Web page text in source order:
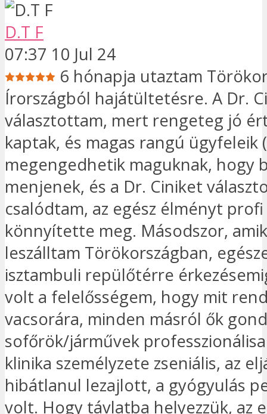
D.T F
07:37 10 Jul 24
6 hónapja utaztam
Írországból hajátültetésre. A Dr.
választottam, mert rengeteg jó
kaptak, és magas rangú ügyfeleik
megengedhetik maguknak, hogy
menjenek, és a Dr. Ciniket
csalódtam, az egész élményt
könnyítette meg. Másodszor,
leszálltam Törökországban,
isztambuli repülőtérre
volt a felelősségem, hogy mit
vacsorára, minden másról ők
sofőrök/járművek
klinika személyzete zseniális, az
hibátlanul lezajlott, a gyógyulás
volt. Hogy távlatba helyezzük, az